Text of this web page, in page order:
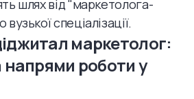
шлях від "маркетолога-
спеціалізації.
маркетолог:
напрями роботи у